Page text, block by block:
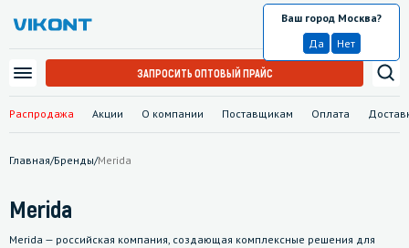
Распродажа Акции О компании Поставщикам Оплата
Москва
Ваш город Москва?
Да
Нет
ЗАПРОСИТЬ ОПТОВЫЙ ПРАЙС
Главная/Бренды/Merida
Merida
Merida — российская компания, создающая комплексные решения для